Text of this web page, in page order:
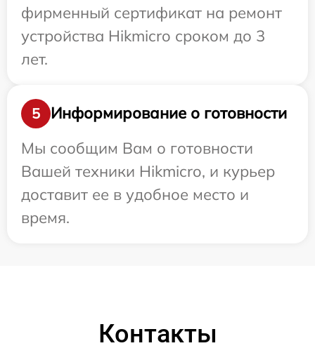
фирменный сертификат на ремонт
устройства Hikmicro сроком до 3
лет.
5
Информирование о готовности
Мы сообщим Вам о готовности
Вашей техники Hikmicro, и курьер
доставит ее в удобное место и
время.
Контакты